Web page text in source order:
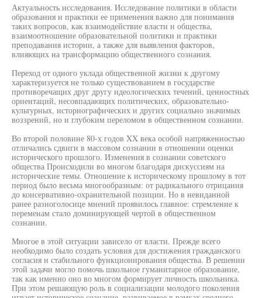
Актуальность исследования. Исследование политики в области
образования и практики ее применения важно для понимания
таких вопросов, как взаимодействие власти и общества,
взаимоотношение образовательной политики и практики
преподавания истории, а также для выявления факторов,
влияющих на трансформацию общественного сознания.
Переход от одного уклада общественной жизни к другому
характеризуется не только существованием в государстве
противоречащих друг другу идеологических течений, ценностных
ориентаций, несовпадающих политических, образовательно-
культурных, историографических и других социально значимых
воззрений, но и глубоким переломом в общественном сознании.
Во второй половине 80-х годов XX века особой напряженностью
отличались сдвиги в массовом сознании в отношении оценки
исторического прошлого. Изменения в сознании советского
общества Происходили во многом благодаря дискуссиям на
исторические темы. Отношение к историческому прошлому в тот
период было весьма многообразным: от радикального отрицания
до консервативно-охранительной позиции. Но в невиданной
ранее разноголосице мнений проявилось главное: стремление к
переменам стало доминирующей чертой в общественном
сознании.
Многое в этой ситуации зависело от власти. Прежде всего
необходимо было создать условия для достижения гражданского
согласия и стабильного функционирования общества. В решении
этой задачи могло помочь школьное гуманитарное образование,
так как именно оно во многом формирует личность школьника.
При этом решающую роль в социализации молодого поколения